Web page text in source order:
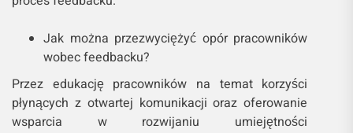
Jak można przezwyciężyć opór pracowników
wobec feedbacku?
Przez edukację pracowników na temat korzyści
płynących z otwartej komunikacji oraz oferowanie
wsparcia w rozwijaniu umiejętności